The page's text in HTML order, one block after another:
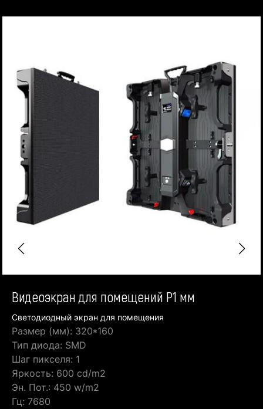
Видеоэкран для помещений P1 мм
Светодиодный экран для помещения
Размер (мм): 320*160
Тип диода: SMD
Шаг пикселя: 1
Яркость: 600 cd/m2
Эн. Пот.: 450 w/m2
Гц: 7680